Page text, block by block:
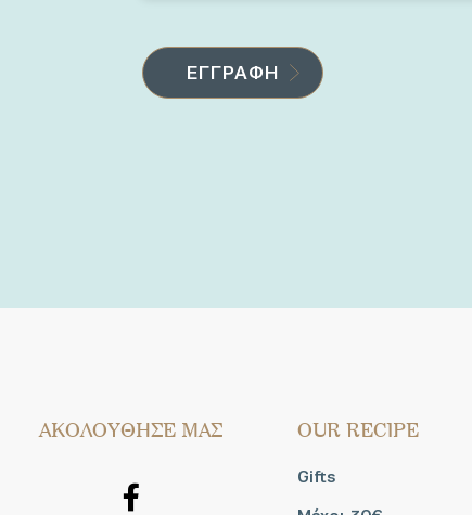
AΚΟΛΟΥΘΗΣΕ ΜΑΣ OUR RECIPE
Gifts